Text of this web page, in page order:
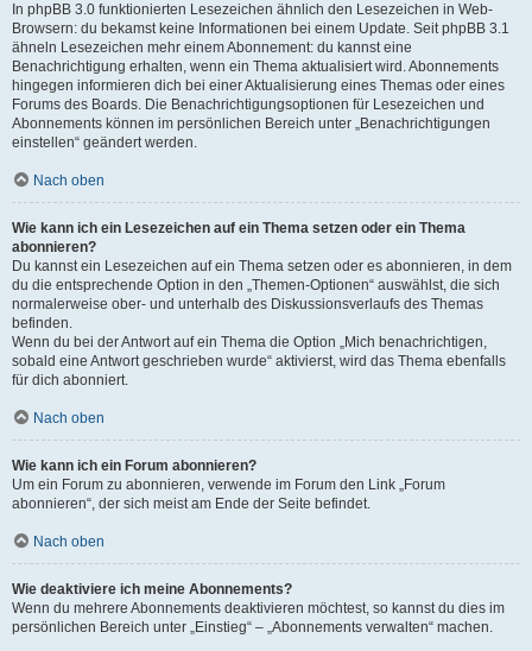
In phpBB 3.0 funktionierten Lesezeichen ähnlich den Lesezeichen in Web-
Browsern: du bekamst keine Informationen bei einem Update. Seit phpBB 3.1
ähneln Lesezeichen mehr einem Abonnement: du kannst eine
Benachrichtigung erhalten, wenn ein Thema aktualisiert wird. Abonnements
hingegen informieren dich bei einer Aktualisierung eines Themas oder eines
Forums des Boards. Die Benachrichtigungsoptionen für Lesezeichen und
Abonnements können im persönlichen Bereich unter „Benachrichtigungen
einstellen“ geändert werden.
Nach oben
Wie kann ich ein Lesezeichen auf ein Thema setzen oder ein Thema
abonnieren?
Du kannst ein Lesezeichen auf ein Thema setzen oder es abonnieren, in dem
du die entsprechende Option in den „Themen-Optionen“ auswählst, die sich
normalerweise ober- und unterhalb des Diskussionsverlaufs des Themas
befinden.
Wenn du bei der Antwort auf ein Thema die Option „Mich benachrichtigen,
sobald eine Antwort geschrieben wurde“ aktivierst, wird das Thema ebenfalls
für dich abonniert.
Nach oben
Wie kann ich ein Forum abonnieren?
Um ein Forum zu abonnieren, verwende im Forum den Link „Forum
abonnieren“, der sich meist am Ende der Seite befindet.
Nach oben
Wie deaktiviere ich meine Abonnements?
Wenn du mehrere Abonnements deaktivieren möchtest, so kannst du dies im
persönlichen Bereich unter „Einstieg“ – „Abonnements verwalten“ machen.